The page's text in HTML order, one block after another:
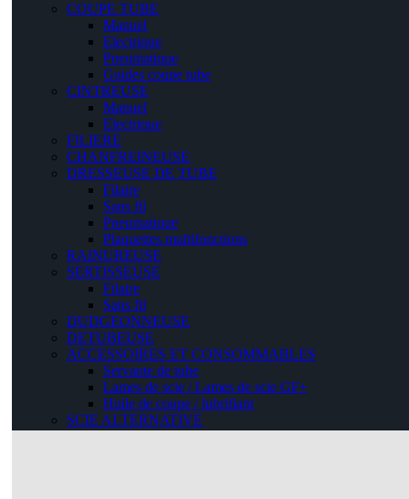
COUPE TUBE
Manuel
Electrique
Pneumatique
Guides coupe tube
CINTREUSE
Manuel
Electrique
FILIERE
CHANFREINEUSE
DRESSEUSE DE TUBE
Filaire
Sans fil
Pneumatique
Plaquettes multifonctions
RAINUREUSE
SERTISSEUSE
Filaire
Sans fil
DUDGEONNEUSE
DETUBEUSE
ACCESSOIRES ET CONSOMMABLES
Servante de tube
Lames de scie / Lames de scie GF+
Huile de coupe / lubrifiant
SCIE ALTERNATIVE